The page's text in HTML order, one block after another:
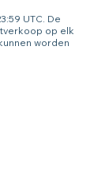
UTC. De
op elk
worden